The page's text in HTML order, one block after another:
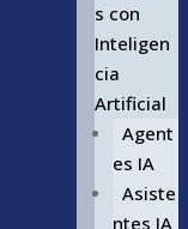
s con
Inteligen
cia
Artificial
Agent
es IA
Asiste
ntes IA